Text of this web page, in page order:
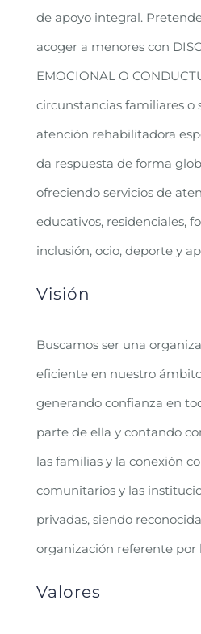
de apoyo integral.
acoger a menores con
EMOCIONAL O
circunstancias familiares o
atención rehabilitadora
da respuesta de forma
ofreciendo servicios de
educativos, residenciales,
inclusión, ocio, deporte y
Visión
Buscamos ser una
eficiente en nuestro
generando confianza en
parte de ella y contando
las familias y la conexión
comunitarios y las
privadas, siendo
organización referente por
Valores